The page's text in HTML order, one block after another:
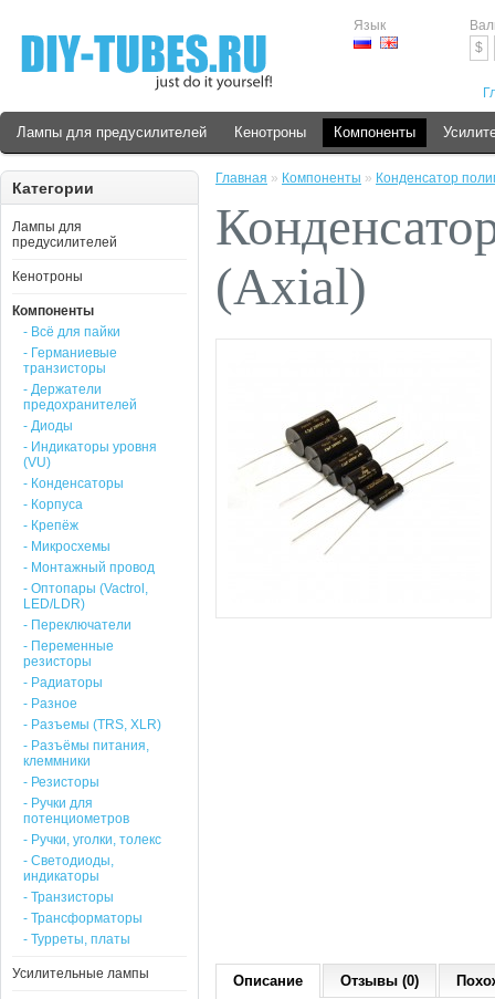
Язык
$
Лампы для предусилителей Кенотроны Компоненты
Категории
Лампы для
предусилителей
Кенотроны
Компоненты
- Всё для пайки
- Германиевые
транзисторы
- Держатели
предохранителей
- Диоды
- Индикаторы уровня
(VU)
- Конденсаторы
- Корпуса
- Крепёж
- Микросхемы
- Монтажный провод
- Оптопары (Vactrol,
LED/LDR)
- Переключатели
- Переменные
резисторы
- Радиаторы
- Разное
- Разъемы (TRS, XLR)
- Разъёмы питания,
клеммники
- Резисторы
- Ручки для
потенциометров
- Ручки, уголки, толекс
- Светодиоды,
индикаторы
- Транзисторы
- Трансформаторы
- Турреты, платы
Усилительные лампы
Главная » Компоненты » Конденсатор
(Axial)
Описание Отзывы (0)